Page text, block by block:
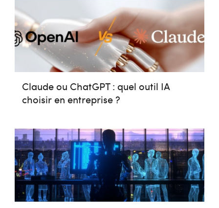
Claude ou ChatGPT : quel outil IA
choisir en entreprise ?